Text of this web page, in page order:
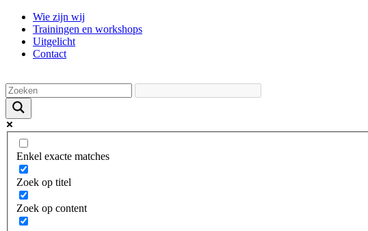
naar
inhoud
Wie zijn wij
Trainingen en workshops
Uitgelicht
Contact
Enkel exacte matches
Zoek op titel
Zoek op content